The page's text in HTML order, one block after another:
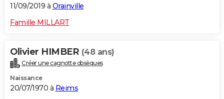
11/09/2019 à Orainville
Famille MILLART
Olivier HIMBER (48 ans)
Créer une cagnotte obsèques
Naissance
20/07/1970 à Reims